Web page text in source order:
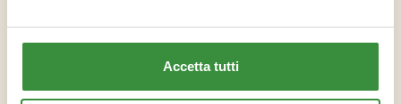
Accetta tutti